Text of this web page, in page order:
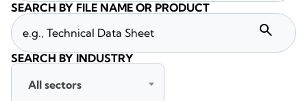
SEARCH BY FILE NAME OR PRODUCT
search
SEARCH BY INDUSTRY
All sectors